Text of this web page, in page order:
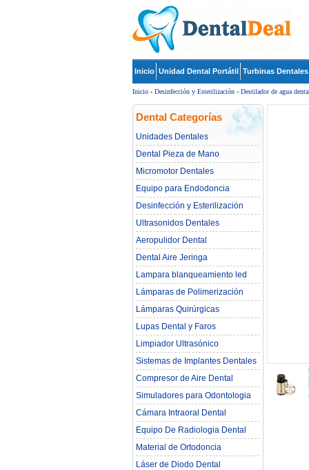
Inicio Unidad Dental Portátil Turbinas Dentales
Inicio - Desinfección y Esterilización - Destilador de agua dental
Dental Categorías
Unidades Dentales
Dental Pieza de Mano
Micromotor Dentales
Equipo para Endodoncia
Desinfección y Esterilización
Ultrasonidos Dentales
Aeropulidor Dental
Dental Aire Jeringa
Lampara blanqueamiento led
dental
Lámparas de Polimerización
Lámparas Quirúrgicas
Lupas Dental y Faros
Limpiador Ultrasónico
Sistemas de Implantes Dentales
Compresor de Aire Dental
Simuladores para Odontologia
Cámara Intraoral Dental
Equipo De Radiologia Dental‎
Material de Ortodoncia
Láser de Diodo Dental